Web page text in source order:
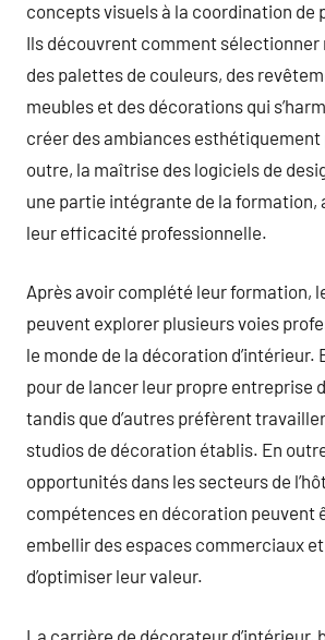
concepts visuels à la coordination de
Ils découvrent comment
des palettes de couleurs, des
meubles et des décorations qui
créer des ambiances esthétiquement
outre, la maîtrise des logiciels de
une partie intégrante de la formation,
leur efficacité professionnelle.
Après avoir complété leur formation,
peuvent explorer plusieurs voies
le monde de la décoration
pour de lancer leur propre entreprise
tandis que d’autres préfèrent
studios de décoration établis. En
opportunités dans les secteurs de
compétences en décoration peuvent
embellir des espaces commerciaux
d’optimiser leur valeur.
La carrière de décorateur d’intérieur,